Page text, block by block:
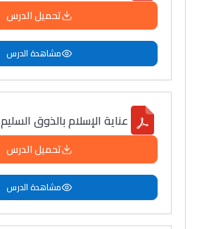
تحميل الدرس
مشاهدة الدرس
عناية الإسلام بالذوق السليم
تحميل الدرس
مشاهدة الدرس